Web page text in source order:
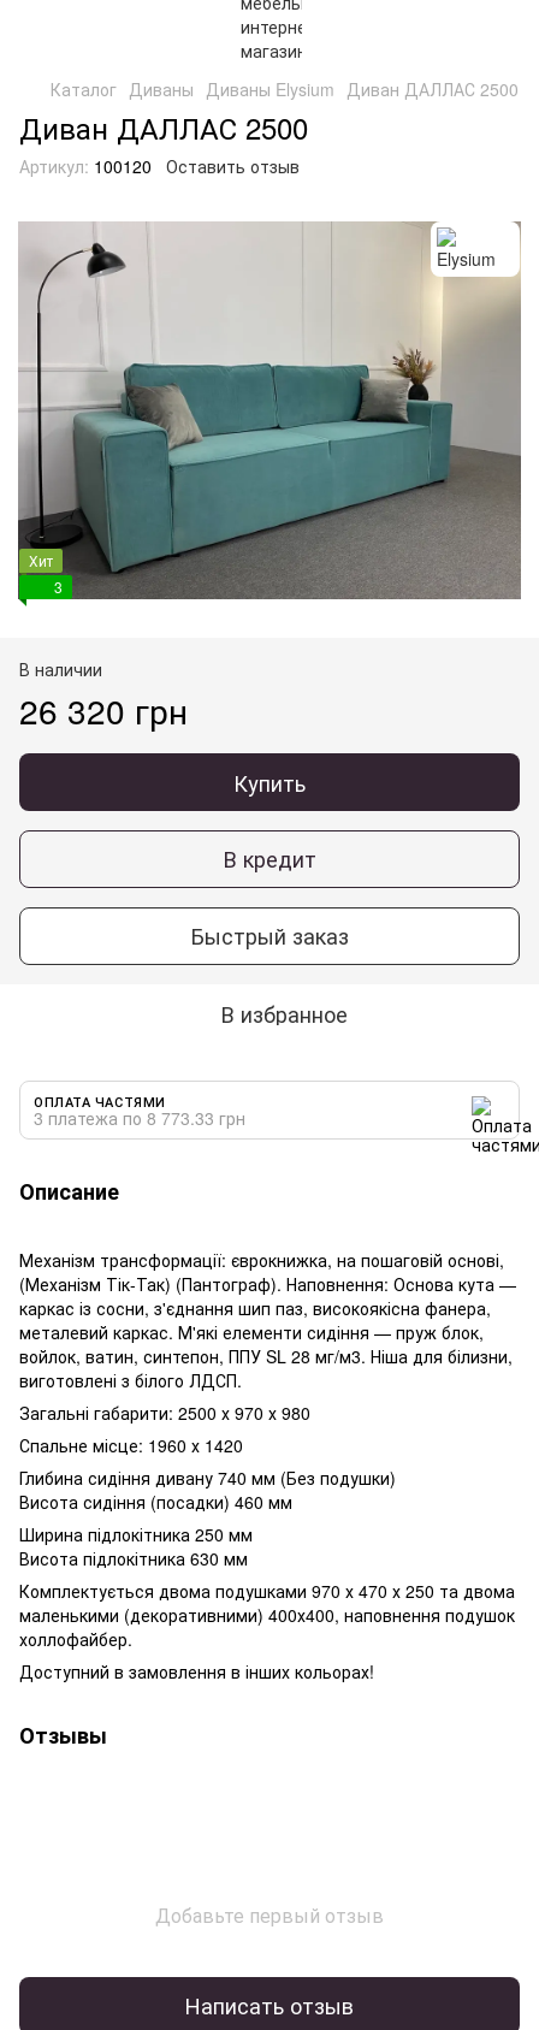
Каталог Диваны Диваны Elysium Диван ДАЛЛАС 2500
Диван ДАЛЛАС 2500
Артикул: 100120 Оставить отзыв
Хит
3
В наличии
26 320 грн
Купить
В кредит
Быстрый заказ
В избранное
ОПЛАТА ЧАСТЯМИ
3 платежа по 8 773.33 грн
Описание
Механізм трансформації: єврокнижка, на пошаговій основі,
(Механізм Тік-Так) (Пантограф). Наповнення: Основа кута —
каркас із сосни, з'єднання шип паз, високоякісна фанера,
металевий каркас. М'які елементи сидіння — пруж блок,
войлок, ватин, синтепон, ППУ SL 28 мг/м3. Ніша для білизни,
виготовлені з білого ЛДСП.
Загальні габарити: 2500 х 970 х 980
Спальне місце: 1960 х 1420
Глибина сидіння дивану 740 мм (Без подушки)
Висота сидіння (посадки) 460 мм
Ширина підлокітника 250 мм
Висота підлокітника 630 мм
Комплектується двома подушками 970 х 470 х 250 та двома
маленькими (декоративними) 400х400, наповнення подушок
холлофайбер.
Доступний в замовлення в інших кольорах!
Отзывы
Добавьте первый отзыв
Написать отзыв